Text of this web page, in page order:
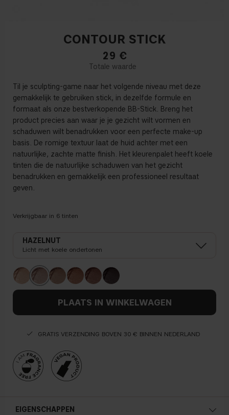
CONTOUR STICK
29 €
Til je sculpting-game naar het volgende niveau met deze
gemakkelijk te gebruiken stick, in dezelfde formule en
formaat als onze bestverkopende BB-Stick. Breng het
product precies aan waar je je gezicht wilt vormen en
schaduwen wilt benadrukken voor een perfecte make-up
basis. De romige textuur laat de huid achter met een
natuurlijke, zachte matte finish. Het kleurenpalet heeft koele
tinten die de natuurlijke schaduwen van het gezicht
benadrukken en gemakkelijk een professioneel resultaat
geven.
Verkrijgbaar in 6 tinten
HAZELNUT
Licht met koele ondertonen
PLAATS IN WINKELWAGEN
GRATIS VERZENDING BOVEN 30 € BINNEN NEDERLAND
EIGENSCHAPPEN